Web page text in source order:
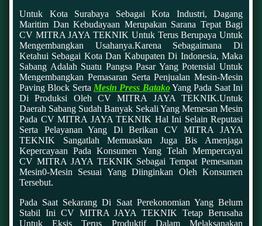
Untuk Kota Surabaya Sebagai Kota Industri, Dagang
Maritim Dan Kebudayaan Merupakan Sarana Tepat Bagi
CV MITRA JAYA TEKNIK Untuk Terus Berupaya Untuk
Mengembangkan Usahanya.karena Sebagaimana Di
Ketahui Sebagai Kota Dan Kabupaten Di Indonesia, Maka
Sabang Adalah Suatu Pangsa Pasar Yang Potensial Untuk
Mengembangkan Pemasaran Serta Penjualan Mesin-Mesin
Paving Block Serta Mesin Press BatakoYang Pada Saat Ini
Di Produksi Oleh CV MITRA JAYA TEKNIK.Untuk
Daerah Sabang Sudah Banyak Sekali Yang Memesan Mesin
Pada CV MITRA JAYA TEKNIK Hal Ini Selain Reputasi
Serta Pelayanan Yang Di Berikan CV MITRA JAYA
TEKNIK Sangatlah Memuaskan Juga Bis Amenjaga
Kepercayaan Pada Konsumen Yang Telah Mempercayai
CV MITRA JAYA TEKNIK Sebagai Tempat Pemesanan
Mesin0-Mesin Sesuai Yang Diinginkan Oleh Konsumen
Tersebut.
Pada Saat Sekarang Di Saat Perekonomian Yang Belum
Stabil Ini CV MITRA JAYA TEKNIK Tetap Berusaha
Untuk Eksis Terus Produktif Dalam Melaksanakan